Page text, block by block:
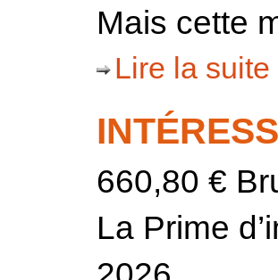
Mais cette
Lire la suite
660,80 €
La Prime